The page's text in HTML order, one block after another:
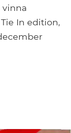
In edition,